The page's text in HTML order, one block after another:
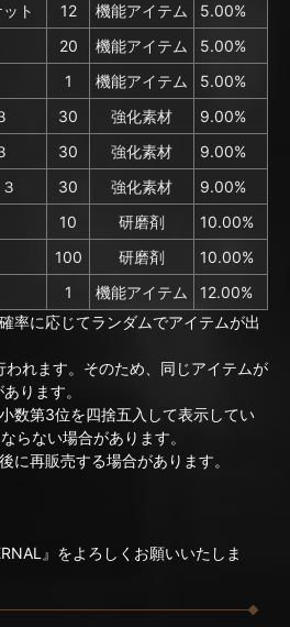
ト 12 機能アイテム
5.00%
20 機能アイテム
5.00%
1 機能アイテム
5.00%
30 強化素材
9.00%
30 強化素材
9.00%
30 強化素材
9.00%
10 研磨剤
10.00%
100 研磨剤
10.00%
1 機能アイテム
12.00%
率に応じてランダムでアイテムが出
れます。そのため、同じアイテムが
ります。
数第3位を四捨五入して表示してい
らない場合があります。
に再販売する場合があります。
』をよろしくお願いいたしま